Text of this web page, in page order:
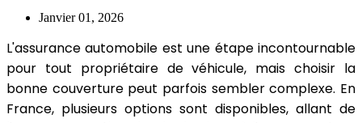
Janvier 01, 2026
L'assurance automobile est une étape incontournable
pour tout propriétaire de véhicule, mais choisir la
bonne couverture peut parfois sembler complexe. En
France, plusieurs options sont disponibles, allant de